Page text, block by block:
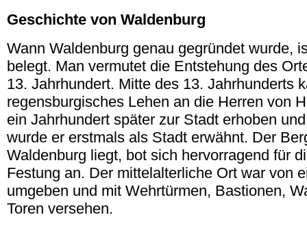
Geschichte von Waldenburg
Wann Waldenburg genau gegründet wurde,
belegt. Man vermutet die Entstehung des
13. Jahrhundert. Mitte des 13. Jahrhunderts
regensburgisches Lehen an die Herren von
ein Jahrhundert später zur Stadt erhoben
wurde er erstmals als Stadt erwähnt. Der
Waldenburg liegt, bot sich hervorragend für
Festung an. Der mittelalterliche Ort war von
umgeben und mit Wehrtürmen, Bastionen,
Toren versehen.